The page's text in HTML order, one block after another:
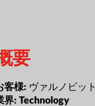
要
客様: ヴァルノビット
界:Technology